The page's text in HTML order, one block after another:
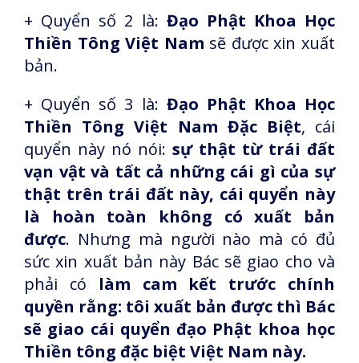
+ Quyển số 2 là: Đạo Phật Khoa Học
Thiền Tông Việt Nam sẽ được xin xuất
bản.
+ Quyển số 3 là: Đạo Phật Khoa Học
Thiền Tông Việt Nam Đặc Biệt, cái
quyển này nó nói: sự thật từ trái đất
vạn vật và tất cả những cái gì của sự
thật trên trái đất này, cái quyển này
là hoàn toàn không có xuất bản
được. Nhưng mà người nào mà có đủ
sức xin xuất bản này Bác sẽ giao cho và
phải có làm cam kết trước chính
quyền rằng: tôi xuất bản được thì Bác
sẽ giao cái quyển đạo Phật khoa học
Thiền tông đặc biệt Việt Nam này.